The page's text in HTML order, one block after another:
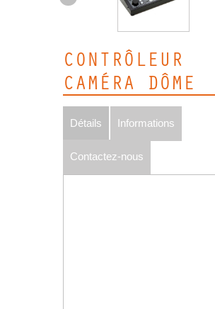
CONTRÔLEUR
CAMÉRA DÔME
Détails Informations
Contactez-nous